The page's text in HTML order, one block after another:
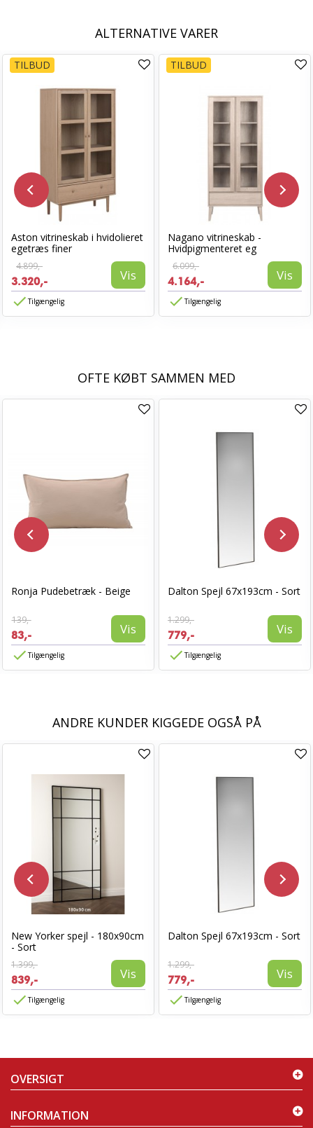
ALTERNATIVE VARER
TILBUD
Aston vitrineskab i hvidolieret
egetræs finer
4.899,-
3.320,- Vis
Tilgængelig
TILBUD
Nagano vitrineskab -
Hvidpigmenteret eg
6.099,-
4.164,- Vis
Tilgængelig
OFTE KØBT SAMMEN MED
Ronja Pudebetræk - Beige
139,-
83,- Vis
Tilgængelig
Dalton Spejl 67x193cm - Sort
1.299,-
779,- Vis
Tilgængelig
ANDRE KUNDER KIGGEDE OGSÅ PÅ
New Yorker spejl - 180x90cm
- Sort
1.399,-
839,- Vis
Tilgængelig
Dalton Spejl 67x193cm - Sort
1.299,-
779,- Vis
Tilgængelig
OVERSIGT
INFORMATION